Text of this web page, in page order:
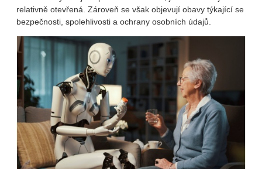
relativně otevřená. Zároveň se však objevují obavy týkající se
bezpečnosti, spolehlivosti a ochrany osobních údajů.